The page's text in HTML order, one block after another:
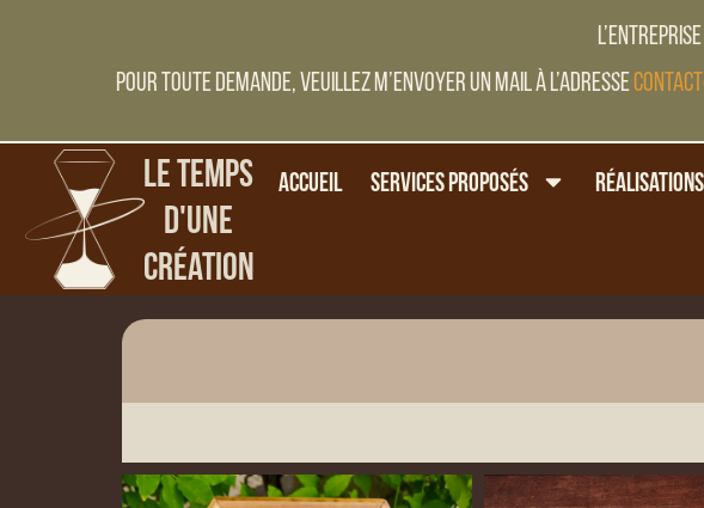
Pour toute demande, veuillez m’envoyer un mail à l’adresse
Le Temps
d'une
Création
Accueil Services proposés Réalisations